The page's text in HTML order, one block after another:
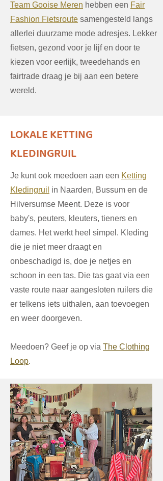
Team Gooise Meren hebben een Fair
Fashion Fietsroute samengesteld langs
allerlei duurzame mode adresjes. Lekker
fietsen, gezond voor je lijf en door te
kiezen voor eerlijk, tweedehands en
fairtrade draag je bij aan een betere
wereld.
LOKALE KETTING
KLEDINGRUIL
Je kunt ook meedoen aan een Ketting
Kledingruil in Naarden, Bussum en de
Hilversumse Meent. Deze is voor
baby's, peuters, kleuters, tieners en
dames. Het werkt heel simpel. Kleding
die je niet meer draagt en
onbeschadigd is, doe je netjes en
schoon in een tas. Die tas gaat via een
vaste route naar aangesloten ruilers die
er telkens iets uithalen, aan toevoegen
en weer doorgeven.
Meedoen? Geef je op via The Clothing
Loop.